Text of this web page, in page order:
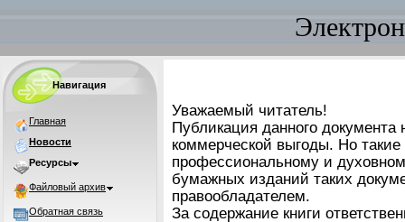
Навигация
Главная
Новости
Ресурсы
Файловый архив
Обратная связь
Уважаемый читатель!
Публикация данного документа
коммерческой выгоды. Но
профессиональному и
бумажных изданий таких
правообладателем.
За содержание книги